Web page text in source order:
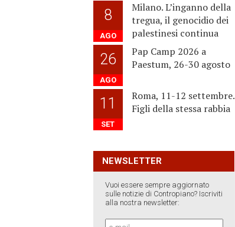
8
AGO
Milano. L’inganno della
tregua, il genocidio dei
palestinesi continua
26
AGO
Pap Camp 2026 a
Paestum, 26-30 agosto
11
SET
Roma, 11-12 settembre.
Figli della stessa rabbia
NEWSLETTER
Vuoi essere sempre aggiornato
sulle notizie di Contropiano? Iscriviti
alla nostra newsletter: